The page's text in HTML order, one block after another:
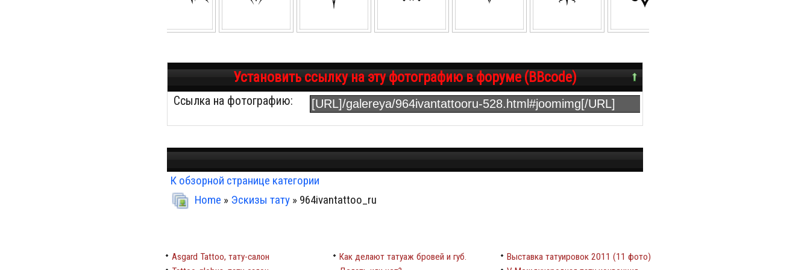
Установить ссылку на эту фотографию в форуме (BBcode)
Ссылка на фотографию:
К обзорной странице категории
Home » Эскизы тату » 964ivantattoo_ru
Asgard Tattoo, тату-салон
Как делают татуаж бровей и губ.
Выставка татуировок 2011 (11 фото)